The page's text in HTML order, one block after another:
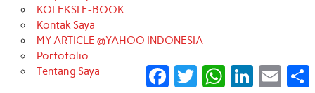
m
KOLEKSI E-BOOK
Kontak Saya
MY ARTICLE @YAHOO INDONESIA
Portofolio
Tentang Saya
Facebook
Twitter WhatsApp
LinkedInEmail